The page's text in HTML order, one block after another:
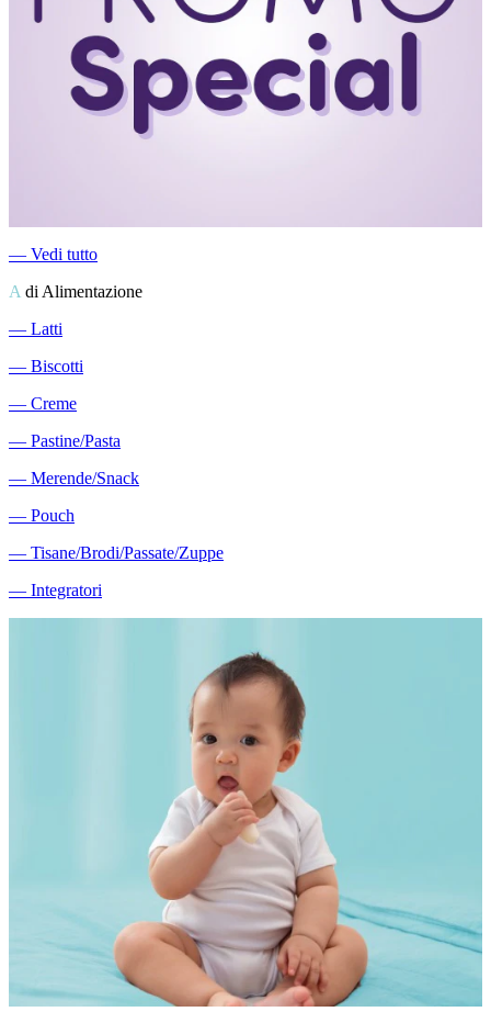
― Vedi tutto
A di Alimentazione
― Latti
― Biscotti
― Creme
― Pastine/Pasta
― Merende/Snack
― Pouch
― Tisane/Brodi/Passate/Zuppe
― Integratori